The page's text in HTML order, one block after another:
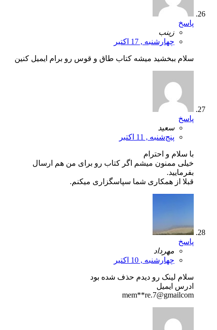
پاسخ
زینب
چهارشنبه , 17 اکتبر
سلام ببخشید میشه کتاب طاق و قوس رو برام ایمیل کنین
پاسخ
سعید
پنج‌شنبه , 11 اکتبر
با سلام و احترام
خیلی ممنون میشم اگر کتاب رو برای من هم ارسال
بفرمایید.
قبلا از همکاری شما سپاسگزاری میکنم.
پاسخ
مهرداد
چهارشنبه , 10 اکتبر
سلام لینک رو دیدم حذف شده بود
ادرس ایمیل
mem**re.7@gmailcom